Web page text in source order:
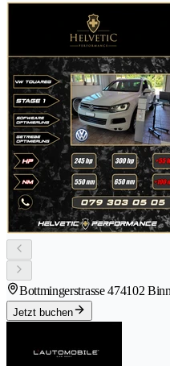
Bottmingerstrasse 474102
Jetzt buchen